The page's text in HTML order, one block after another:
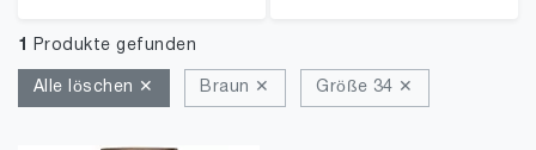
1 Produkte gefunden
Alle löschen ✕ Braun ✕ Größe 34 ✕